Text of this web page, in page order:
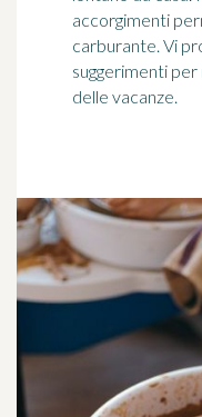
accorgimenti
carburante. Vi
suggerimenti
delle vacanze.